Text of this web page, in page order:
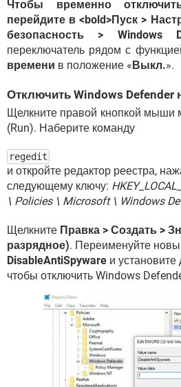
Чтобы временно
перейдите в <bold>Пуск >
безопасность > Windows
переключатель рядом с
времени в положение «Выкл.».
Отключить Windows Defender
Щелкните правой кнопкой мыши
(Run). Наберите команду
regedit
и откройте редактор реестра,
следующему ключу:
\ Policies \ Microsoft \ Windows
Щелкните Правка > Создать >
разрядное). Переименуйте
DisableAntiSpyware и установите
чтобы отключить Windows